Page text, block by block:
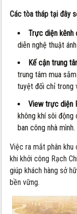
Các tòa tháp tại đây
Trực diện kênh
diễn nghệ thuật
Kế cận trung
trung tâm mua
tuyệt đối chỉ trong
View trực diện
không khí sôi
ban công nhà mình.
Việc ra mắt phân khu
khi khởi công Rạch
giúp khách hàng sở
bền vững.